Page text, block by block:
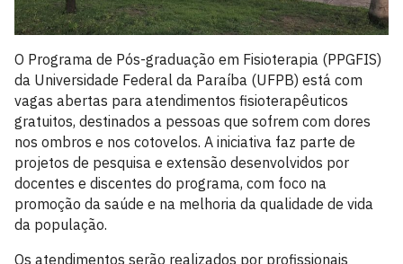
O Programa de Pós-graduação em Fisioterapia (PPGFIS)
da Universidade Federal da Paraíba (UFPB) está com
vagas abertas para atendimentos fisioterapêuticos
gratuitos, destinados a pessoas que sofrem com dores
nos ombros e nos cotovelos. A iniciativa faz parte de
projetos de pesquisa e extensão desenvolvidos por
docentes e discentes do programa, com foco na
promoção da saúde e na melhoria da qualidade de vida
da população.
Os atendimentos serão realizados por profissionais